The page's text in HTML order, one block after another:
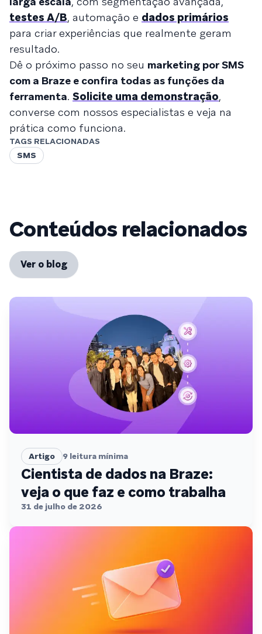
testes A/B, automação e dados primários
para criar experiências que realmente geram
resultado.
Dê o próximo passo no seu marketing por SMS
com a Braze e confira todas as funções da
ferramenta. Solicite uma demonstração,
converse com nossos especialistas e veja na
prática como funciona.
TAGS RELACIONADAS
SMS
Conteúdos relacionados
Ver o blog
Artigo 9 leitura mínima
Cientista de dados na Braze:
veja o que faz e como trabalha
31 de julho de 2026